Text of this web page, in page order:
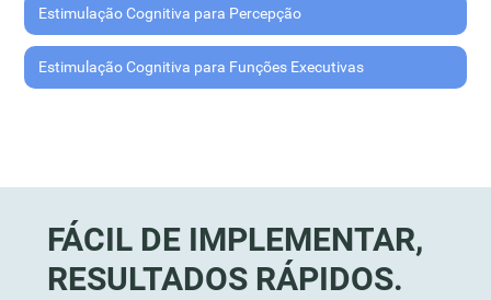
Estimulação Cognitiva para Percepção
Estimulação Cognitiva para Funções Executivas
FÁCIL DE IMPLEMENTAR,
RESULTADOS RÁPIDOS.